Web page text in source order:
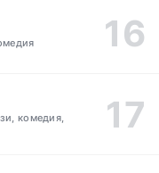
комедия,